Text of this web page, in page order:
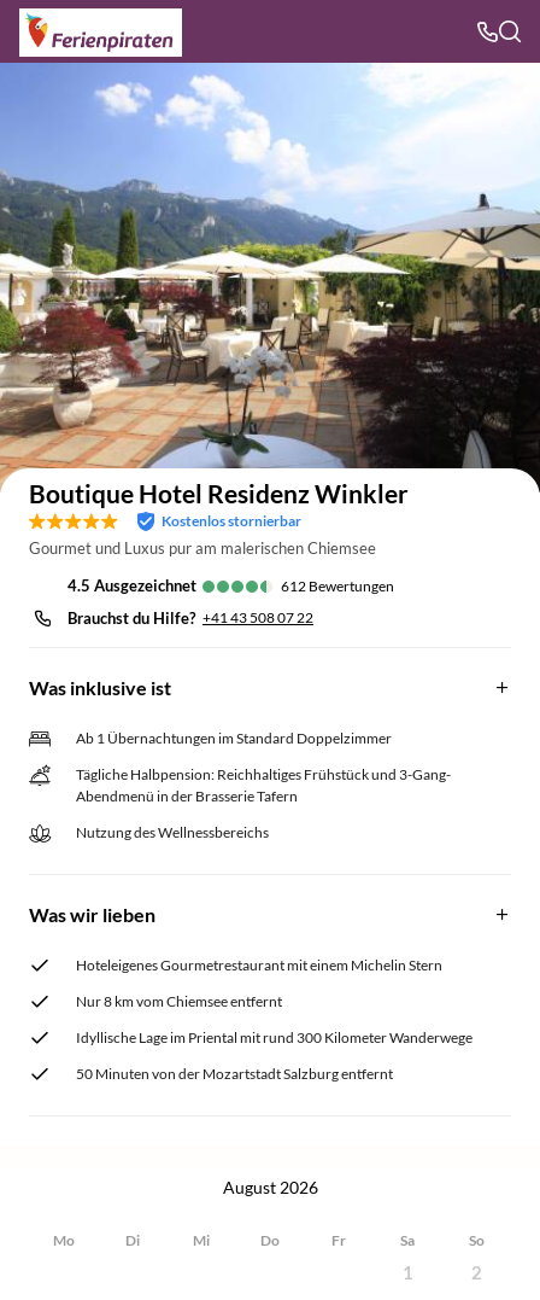
Auf der Karte anzeigen
Boutique Hotel Residenz Winkler
Kostenlos stornierbar
Gourmet und Luxus pur am malerischen Chiemsee
4.5
ausgezeichnet 612 Bewertungen
Brauchst du Hilfe? +41 43 508 07 22
Was inklusive ist
Ab 1 Übernachtungen im Standard Doppelzimmer
Tägliche Halbpension: Reichhaltiges Frühstück und 3-Gang-
Abendmenü in der Brasserie Tafern
Nutzung des Wellnessbereichs
Was wir lieben
Hoteleigenes Gourmetrestaurant mit einem Michelin Stern
Nur 8 km vom Chiemsee entfernt
Idyllische Lage im Priental mit rund 300 Kilometer Wanderwege
50 Minuten von der Mozartstadt Salzburg entfernt
August 2026
Mo Di Mi Do Fr Sa So
1
2